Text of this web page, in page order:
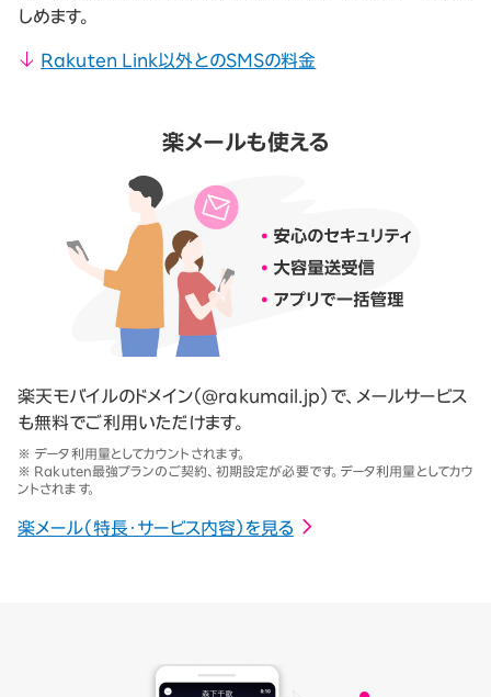
しめます。
Rakuten Link以外とのSMSの料金
楽メールも使える
楽天モバイルのドメイン（@rakumail.jp）で、メールサービス
も無料でご利用いただけます。
※ データ利用量としてカウントされます。
※ Rakuten最強プランのご契約、初期設定が必要です。データ利用量としてカウ
ントされます。
楽メール（特長・サービス内容）を見る